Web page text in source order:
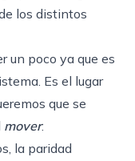
los distintos
un poco ya que es
Es el lugar
que se
mover:
, la paridad